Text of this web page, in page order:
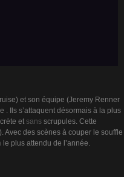
et son équipe (Jeremy Renner
Ils s’attaquent désormais à la plus
et sans scrupules. Cette
Avec des scènes à couper le souffle
le plus attendu de l’année.